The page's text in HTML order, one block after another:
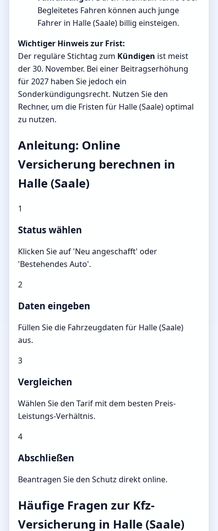
Begleitetes Fahren können auch junge
Fahrer in Halle (Saale) billig einsteigen.
Wichtiger Hinweis zur Frist:
Der reguläre Stichtag zum Kündigen ist meist
der 30. November. Bei einer Beitragserhöhung
für 2027 haben Sie jedoch ein
Sonderkündigungsrecht. Nutzen Sie den
Rechner, um die Fristen für Halle (Saale) optimal
zu nutzen.
Anleitung: Online
Versicherung berechnen in
Halle (Saale)
1
Status wählen
Klicken Sie auf 'Neu angeschafft' oder
'Bestehendes Auto'.
2
Daten eingeben
Füllen Sie die Fahrzeugdaten für Halle (Saale)
aus.
3
Vergleichen
Wählen Sie den Tarif mit dem besten Preis-
Leistungs-Verhältnis.
4
Abschließen
Beantragen Sie den Schutz direkt online.
Häufige Fragen zur Kfz-
Versicherung in Halle (Saale)